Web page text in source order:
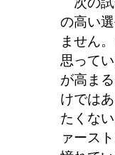
の高い
ません
思って
が高ま
けでは
たくな
ァース